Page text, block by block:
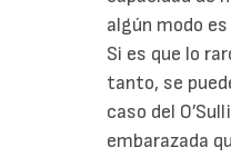
algún modo
Si es que lo
tanto, se
caso del
embarazada